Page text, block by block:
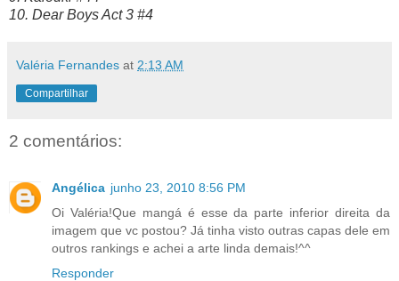
10. Dear Boys Act 3 #4
Valéria Fernandes at 2:13 AM
Compartilhar
2 comentários:
Angélica junho 23, 2010 8:56 PM
Oi Valéria!Que mangá é esse da parte inferior direita da
imagem que vc postou? Já tinha visto outras capas dele em
outros rankings e achei a arte linda demais!^^
Responder